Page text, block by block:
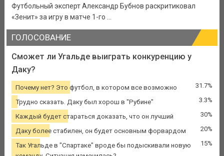
Футбольный эксперт Александр Бубнов раскритиковал
«Зенит» за игру в матче 1-го ...
ГОЛОСОВАНИЕ
Сможет ли Угальде выиграть конкуренцию у
Даку?
Почему нет? Это футбол, в котором все возможно 31.7%
Трудно сказать. Даку был хорош в "Рубине" 3.3%
Каждый будет стараться доказать, что он лучший 30%
Даку более стабилен, он будет основным форвардом 20%
Так Угальде в "Спартаке" вроде бы подыскивали новую
15%